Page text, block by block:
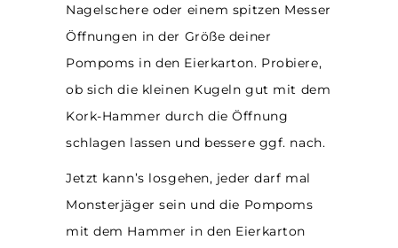
Nagelschere oder einem spitzen Messer
Öffnungen in der Größe deiner
Pompoms in den Eierkarton. Probiere,
ob sich die kleinen Kugeln gut mit dem
Kork-Hammer durch die Öffnung
schlagen lassen und bessere ggf. nach.
Jetzt kann’s losgehen, jeder darf mal
Monsterjäger sein und die Pompoms
mit dem Hammer in den Eierkarton